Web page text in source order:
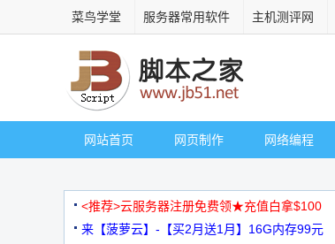
菜鸟学堂 服务器常用软件 主机测评网
网站首页 网页制作 网络编程
<推荐>云服务器注册免费领★充值白拿$100
来【菠萝云】-【买2月送1月】16G内存99元